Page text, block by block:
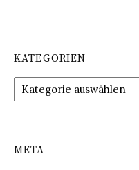
KATEGORIEN
Kategorien
META